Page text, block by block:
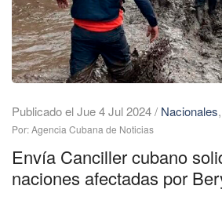
Publicado el Jue 4 Jul 2024/ Nacionales,
Por: Agencia Cubana de Noticias
Envía Canciller cubano
naciones afectadas por